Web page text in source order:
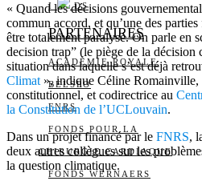
I DS
PARTENAIRES
ACADÉMIE ROYALE
BELSPO
FNRS
FONDS POUR LA
CHIRURGIE CARDIAQUE
FONDS WERNAERS
« Quand les décisions
commun accord, et qu’une des
être totalement paralysé. On parle en
decision trap” (le piège de la décision
situation dans laquelle s’est déjà
Climat », indique Céline Romainville,
constitutionnel, et codirectrice au
la Constitution de l’UCLouvain.
Dans un projet financé par le FNRS,
deux autres collègues sur les
la question climatique.